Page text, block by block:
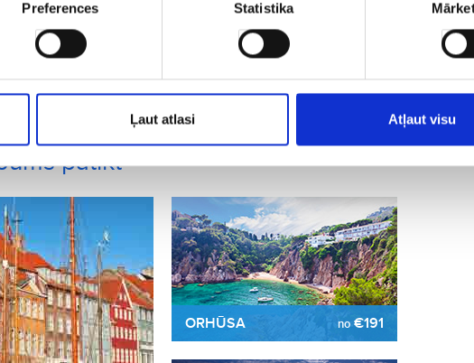
Preferences Statistika
Ļaut atlasi Atļaut visu
aviobiļetes uz Dāniju
patikt
ORHŪSA no€191